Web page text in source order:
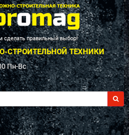
правильный выбор!
СТРОИТЕЛЬНОЙ ТЕХНИКИ
Пн-Вс